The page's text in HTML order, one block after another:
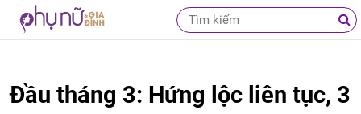
Đầu tháng 3: Hứng lộc liên tục, 3